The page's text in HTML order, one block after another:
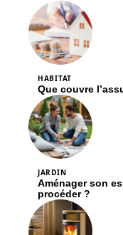
JARDIN
Aménager son
procéder ?
LOGEMENT
Poêle à bois ou
meilleure option ?